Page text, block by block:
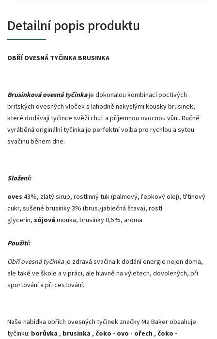
Detailní popis produktu
OBŘÍ OVESNÁ TYČINKA BRUSINKA
Brusinková ovesná tyčinkaje dokonalou kombinací poctivých
britských ovesných vloček s lahodně nakyslými kousky brusinek,
které dodávají tyčince svěží chuť a příjemnou ovocnou vůni. Ručně
vyráběná originální tyčinka je perfektní volba pro rychlou a sytou
svačinu během dne.
Složení:
oves 43%, zlatý sirup, rostlinný tuk (palmový, řepkový olej), třtinový
cukr, sušené brusinky 3% (brus./jablečná štava), rostl.
glycerin, sójová mouka, brusinky 0,5%, aroma
Použití:
Obří ovesná tyčinkaje zdravá svačina k dodání energie nejen doma,
ale také ve škole a v práci, ale hlavně na výletech, dovolených, při
sportování a při cestování.
Naše nabídka obřích ovesných tyčinek značky Ma Baker obsahuje
tyčinku: borůvka , brusinka , čoko - ovo - ořech , čoko -